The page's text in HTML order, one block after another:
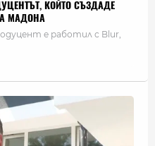
КОЙТО СЪЗДАДЕ
МАДОНА
е работил с Blur,